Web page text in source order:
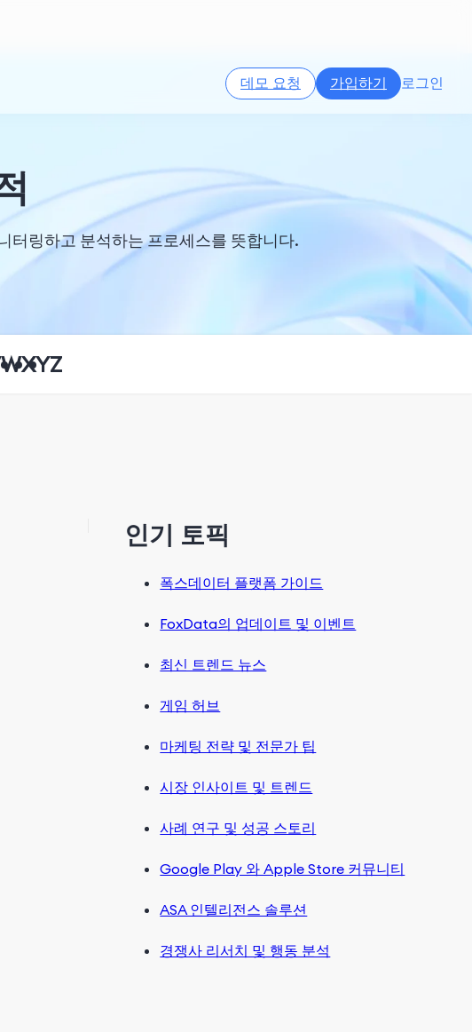
데모 요청 가입하기 로그인
터링하고 분석하는 프로세스를 뜻합니다.
WXYZ
인기 토픽
폭스데이터 플랫폼 가이드
FoxData의 업데이트 및 이벤트
최신 트렌드 뉴스
게임 허브
마케팅 전략 및 전문가 팁
시장 인사이트 및 트렌드
사례 연구 및 성공 스토리
Google Play 와 Apple Store 커뮤니티
ASA 인텔리전스 솔루션
경쟁사 리서치 및 행동 분석